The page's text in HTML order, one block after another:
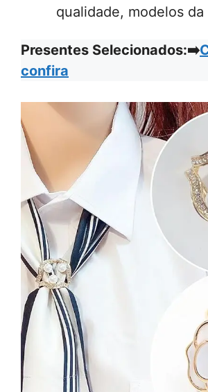
qualidade, modelos da
Presentes Selecionados:➡️
confira